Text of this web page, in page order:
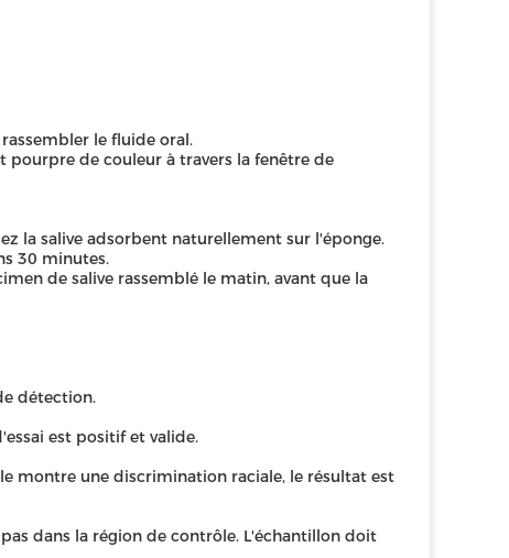
le fluide oral.
de couleur à travers la fenêtre de
la salive adsorbent naturellement sur l'éponge.
30 minutes.
de salive rassemblé le matin, avant que la
détection.
est positif et valide.
montre une discrimination raciale, le résultat est
dans la région de contrôle. L'échantillon doit